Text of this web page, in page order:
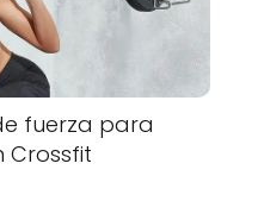
fuerza para
Crossfit